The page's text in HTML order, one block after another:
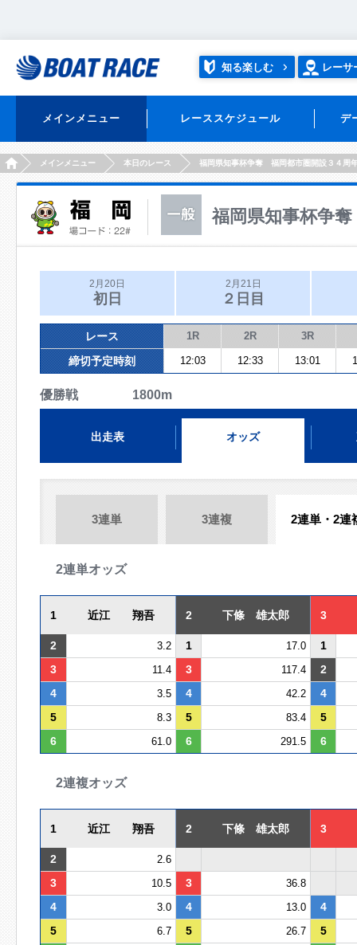
知る楽しむ レーサ
メインメニュー レーススケジュール デ
HOMEメインメニュー 本日のレース 福岡県知事杯争奪 福岡都市圏開設３４周
福岡県知事杯争
2月20日
初日
2月21日
２日目
レース 1R 2R 3R
締切予定時刻 12:03 12:33 13:01
優勝戦 1800m
出走表 オッズ
3連単 3連複 2連単・2連
2連単オッズ
1 近江 翔吾 2 下條 雄太郎 3
2 3.2 1 17.0
1
3
11.4 3 117.4
2
4
3.5 4 42.2
4
5
8.3 5 83.4
5
6
61.0 6 291.5 6
2連複オッズ
1 近江 翔吾 2 下條 雄太郎 3
2 2.6
3 10.5 3 36.8
4 3.0 4 13.0
4
5
6.7 5 26.7
5